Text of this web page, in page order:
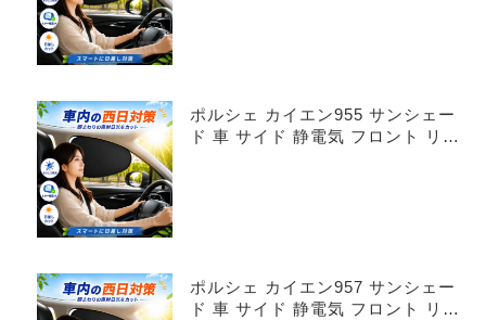
ポルシェ カイエン955 サンシェー
ド 車 サイド 静電気 フロント リア
ポルシェ カイエン957 サンシェー
ド 車 サイド 静電気 フロント リア